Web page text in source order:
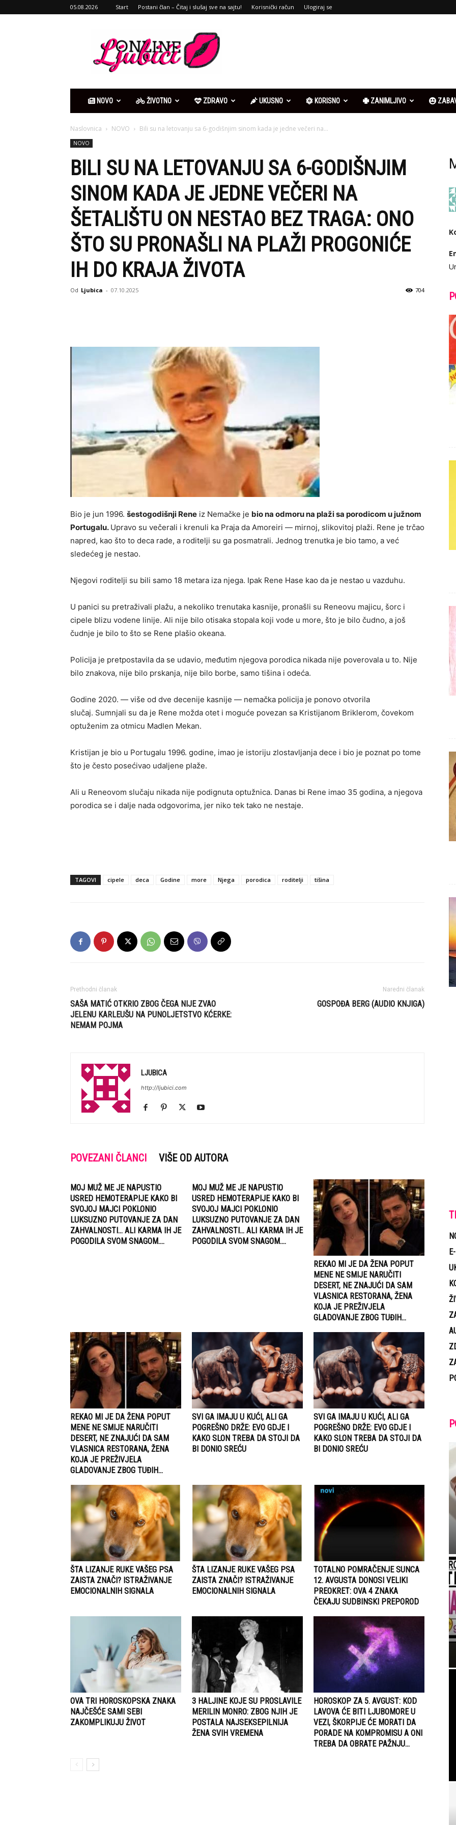
05.08.2026 Start Postani član – Čitaj i slušaj sve na sajtu! Korisnički račun Ulogiraj se
online
NOVO ŽIVOTNO ZDRAVO UKUSNO KORISNO ZANIMLJIVO
Naslovnica NOVO Bili su na letovanju sa 6-godišnjim sinom kada je jedne večeri na...
NOVO
BILI SU NA LETOVANJU SA 6-GODIŠNJIM
SINOM KADA JE JEDNE VEČERI NA
ŠETALIŠTU ON NESTAO BEZ TRAGA: ONO
ŠTO SU PRONAŠLI NA PLAŽI PROGONIĆE
IH DO KRAJA ŽIVOTA
Od Ljubica - 07.10.2025 704
Bio je jun 1996. šestogodišnji Rene iz Nemačke je bio na odmoru na plaži sa porodicom u južnom
Portugalu. Upravo su večerali i krenuli ka Praja da Amoreiri — mirnoj, slikovitoj plaži. Rene je trčao
napred, kao što to deca rade, a roditelji su ga posmatrali. Jednog trenutka je bio tamo, a već
sledećeg je nestao.
Njegovi roditelji su bili samo 18 metara iza njega. Ipak Rene Hase kao da je nestao u vazduhu.
U panici su pretraživali plažu, a nekoliko trenutaka kasnije, pronašli su Reneovu majicu, šorc i
cipele blizu vodene linije. Ali nije bilo otisaka stopala koji vode u more, što je bilo čudno, a još
čudnje je bilo to što se Rene plašio okeana.
Policija je pretpostavila da se udavio, međutim njegova porodica nikada nije poverovala u to. Nije
bilo znakova, nije bilo prskanja, nije bilo borbe, samo tišina i odeća.
Godine 2020. — više od dve decenije kasnije — nemačka policija je ponovo otvorila
slučaj. Sumnjali su da je Rene možda otet i moguće povezan sa Kristijanom Briklerom, čovekom
optuženim za otmicu Madlen Mekan.
Kristijan je bio u Portugalu 1996. godine, imao je istoriju zlostavljanja dece i bio je poznat po tome
što je često posećivao udaljene plaže.
Ali u Reneovom slučaju nikada nije podignuta optužnica. Danas bi Rene imao 35 godina, a njegova
porodica se i dalje nada odgovorima, jer niko tek tako ne nestaje.
TAGOVI cipele deca Godine more Njega porodica roditelji tišina
Prethodni članak
SAŠA MATIĆ OTKRIO ZBOG ČEGA NIJE ZVAO
JELENU KARLEUŠU NA PUNOLJETSTVO KĆERKE:
NEMAM POJMA
Naredni članak
GOSPOĐA BERG (AUDIO KNJIGA)
LJUBICA
http://ljubici.com
POVEZANI ČLANCI VIŠE OD AUTORA
MOJ MUŽ ME JE NAPUSTIO
USRED HEMOTERAPIJE KAKO BI
SVOJOJ MAJCI POKLONIO
LUKSUZNO PUTOVANJE ZA DAN
ZAHVALNOSTI… ALI KARMA IH JE
POGODILA SVOM SNAGOM....
MOJ MUŽ ME JE NAPUSTIO
USRED HEMOTERAPIJE KAKO BI
SVOJOJ MAJCI POKLONIO
LUKSUZNO PUTOVANJE ZA DAN
ZAHVALNOSTI… ALI KARMA IH JE
POGODILA SVOM SNAGOM....
REKAO MI JE DA ŽENA POPUT
MENE NE SMIJE NARUČITI
DESERT, NE ZNAJUĆI DA SAM
VLASNICA RESTORANA, ŽENA
KOJA JE PREŽIVJELA
GLADOVANJE ZBOG TUĐIH...
REKAO MI JE DA ŽENA POPUT
MENE NE SMIJE NARUČITI
DESERT, NE ZNAJUĆI DA SAM
VLASNICA RESTORANA, ŽENA
KOJA JE PREŽIVJELA
GLADOVANJE ZBOG TUĐIH...
SVI GA IMAJU U KUĆI, ALI GA
POGREŠNO DRŽE: EVO GDJE I
KAKO SLON TREBA DA STOJI DA
BI DONIO SREĆU
SVI GA IMAJU U KUĆI, ALI GA
POGREŠNO DRŽE: EVO GDJE I
KAKO SLON TREBA DA STOJI DA
BI DONIO SREĆU
ŠTA LIZANJE RUKE VAŠEG PSA
ZAISTA ZNAČI? ISTRAŽIVANJE
EMOCIONALNIH SIGNALA
ŠTA LIZANJE RUKE VAŠEG PSA
ZAISTA ZNAČI? ISTRAŽIVANJE
EMOCIONALNIH SIGNALA
TOTALNO POMRAČENJE SUNCA
12. AVGUSTA DONOSI VELIKI
PREOKRET: OVA 4 ZNAKA
ČEKAJU SUDBINSKI PREPOROD
OVA TRI HOROSKOPSKA ZNAKA
NAJČEŠĆE SAMI SEBI
ZAKOMPLIKUJU ŽIVOT
3 HALJINE KOJE SU PROSLAVILE
MERILIN MONRO: ZBOG NJIH JE
POSTALA NAJSEKSEPILNIJA
ŽENA SVIH VREMENA
HOROSKOP ZA 5. AVGUST: KOD
LAVOVA ĆE BITI LJUBOMORE U
VEZI, ŠKORPIJE ĆE MORATI DA
PORADE NA KOMPROMISU A ONI
TREBA DA OBRATE PAŽNJU...